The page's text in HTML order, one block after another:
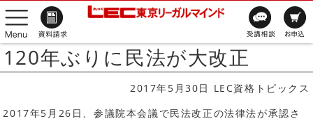
120年ぶりに民法が大改正
2017年5月30日 LEC資格トピックス
2017年5月26日、参議院本会議で民法改正の法律法が承認さ